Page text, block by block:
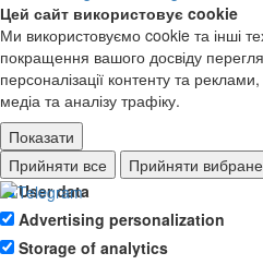
Цей сайт використовує cookie
Ми використовуємо cookie та інші
покращення вашого досвіду
персоналізації контенту та
медіа та аналізу трафіку.
Показати
Ad storage
User data
Advertising personalization
Storage of analytics
Прийняти все Прийняти вибране